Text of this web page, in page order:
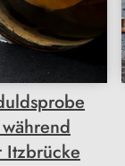
Itzbrücke